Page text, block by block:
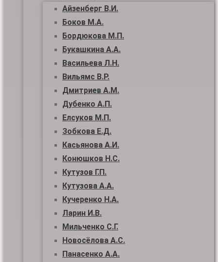
Айзенберг В.И.
Боков М.А.
Бордюкова М.П.
Букашкина А.А.
Васильева Л.Н.
Вильямс В.Р.
Дмитриев А.М.
Дубенко А.П.
Елсуков М.П.
Зобкова Е.Д.
Касьянова А.И.
Конюшков Н.С.
Кутузов Г.П.
Кутузова А.А.
Кучеренко Н.А.
Ларин И.В.
Мильченко С.Г.
Новосёлова А.С.
Панасенко А.А.